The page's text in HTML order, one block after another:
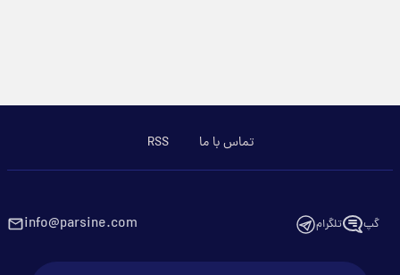
تماس با ما RSS
گپ تلگرام info@parsine.com